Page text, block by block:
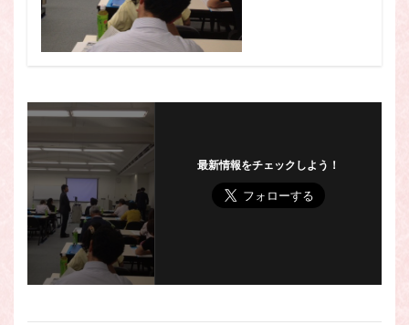
最新情報をチェックしよう！